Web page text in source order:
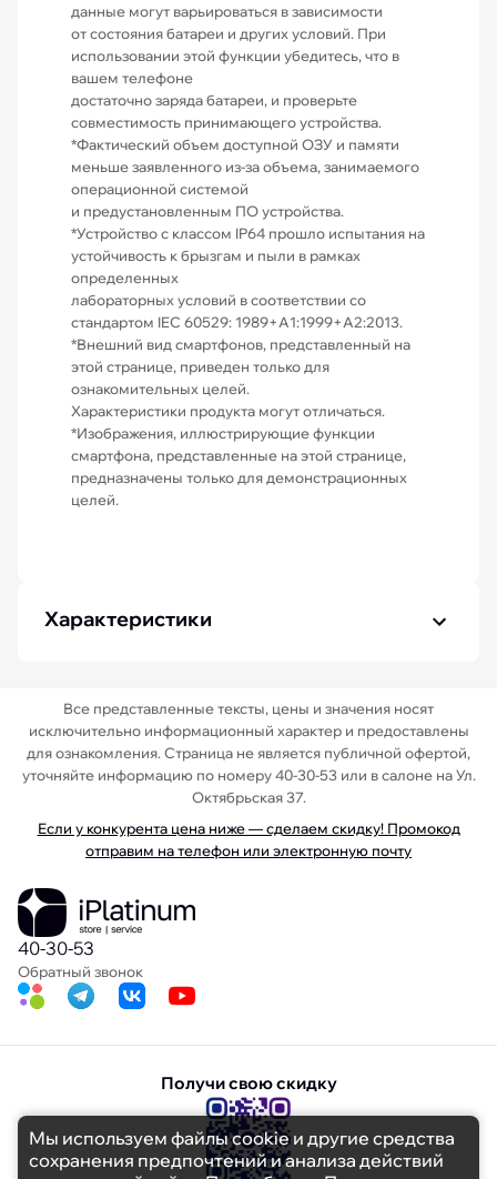
данные могут варьироваться в зависимости
от состояния батареи и других условий. При
использовании этой функции убедитесь, что в
вашем телефоне
достаточно заряда батареи, и проверьте
совместимость принимающего устройства.
*Фактический объем доступной ОЗУ и памяти
меньше заявленного из-за объема, занимаемого
операционной системой
и предустановленным ПО устройства.
*Устройство с классом IP64 прошло испытания на
устойчивость к брызгам и пыли в рамках
определенных
лабораторных условий в соответствии со
стандартом IEC 60529: 1989+A1:1999+A2:2013.
*Внешний вид смартфонов, представленный на
этой странице, приведен только для
ознакомительных целей.
Характеристики продукта могут отличаться.
*Изображения, иллюстрирующие функции
смартфона, представленные на этой странице,
предназначены только для демонстрационных
целей.
Характеристики
Все представленные тексты, цены и значения носят
исключительно информационный характер и предоставлены
для ознакомления. Страница не является публичной офертой,
уточняйте информацию по номеру 40-30-53 или в салоне на Ул.
Октябрьская 37.
Если у конкурента цена ниже — сделаем скидку! Промокод
отправим на телефон или электронную почту
40-30-53
Обратный звонок
Получи свою скидку
Мы используем файлы cookie и другие средства
сохранения предпочтений и анализа действий
Глаза разбегаются от
выбора? Если остались
вопросы по брендам
или характеристикам